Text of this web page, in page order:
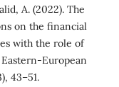
A. (2022). The
on the financial
with the role of
European
43–51.